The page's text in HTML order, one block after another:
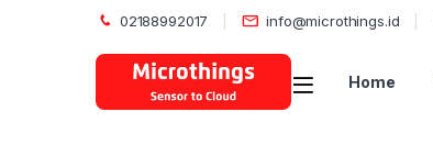
02188992017 info@microthings.id
Open Home